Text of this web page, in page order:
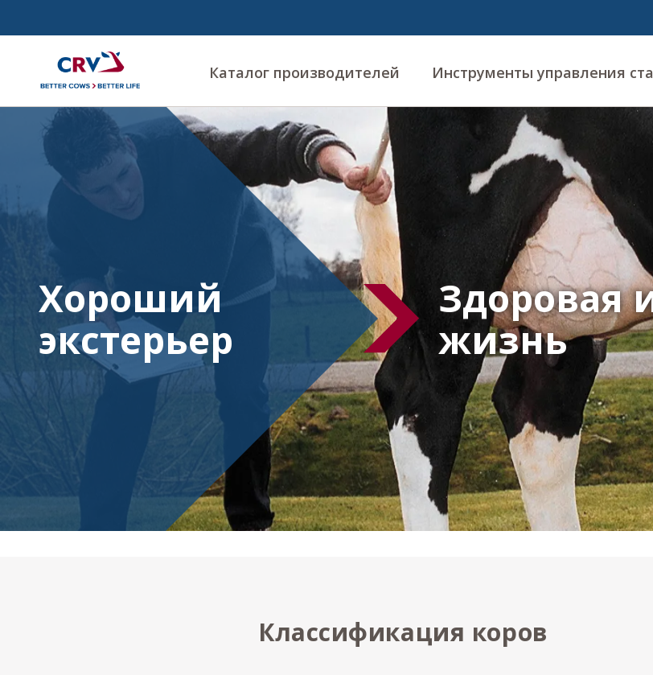
Каталог производителей Инструменты управления
Экстерьер
и
признаки
линии
Хороший
экстерьер
Здоровая
жизнь
Классификация коров